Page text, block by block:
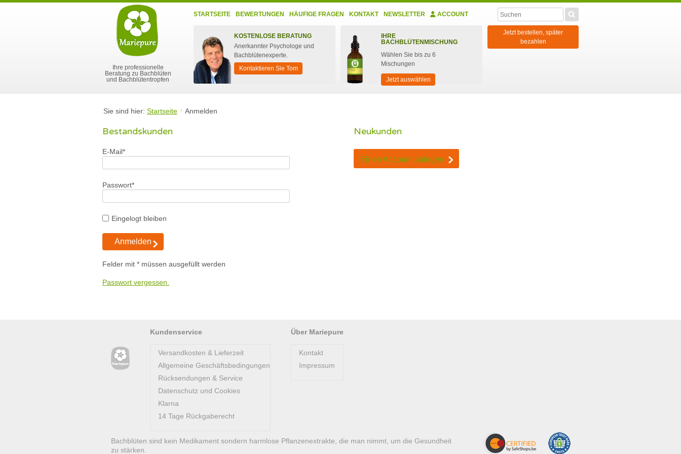
Ihre professionelle
Beratung zu Bachblüten
und Bachblütentropfen
STARTSEITE BEWERTUNGEN HÄUFIGE FRAGEN KONTAKT NEWSLETTER ACCOUNT
KOSTENLOSE BERATUNG
Anerkannter Psychologe und
Bachblütenexperte.
Kontaktieren Sie Tom
IHRE
BACHBLÜTENMISCHUNG
Wählen Sie bis zu 6
Mischungen
Jetzt auswählen
Jetzt bestellen, später
bezahlen
Sie sind hier: Startseite Anmelden
Bestandskunden
E-Mail*
Passwort*
Eingelogt bleiben
Anmelden
Felder mit * müssen ausgefüllt werden
Passwort vergessen.
Neukunden
Einen Account anlegen
Kundenservice
Versandkosten & Lieferzeit
Allgemeine Geschäftsbedingungen
Rücksendungen & Service
Datenschutz und Cookies
Klarna
14 Tage Rückgaberecht
Über Mariepure
Kontakt
Impressum
Bachblüten sind kein Medikament sondern harmlose Pflanzenextrakte, die man nimmt, um die Gesundheit
zu stärken.